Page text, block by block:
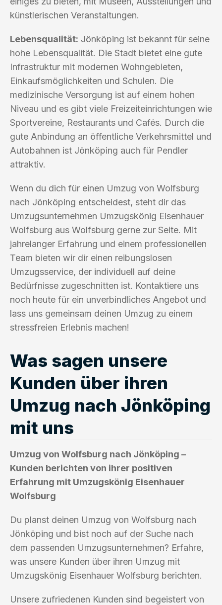
künstlerischen Veranstaltungen.
Lebensqualität: Jönköping ist bekannt für seine
hohe Lebensqualität. Die Stadt bietet eine gute
Infrastruktur mit modernen Wohngebieten,
Einkaufsmöglichkeiten und Schulen. Die
medizinische Versorgung ist auf einem hohen
Niveau und es gibt viele Freizeiteinrichtungen wie
Sportvereine, Restaurants und Cafés. Durch die
gute Anbindung an öffentliche Verkehrsmittel und
Autobahnen ist Jönköping auch für Pendler
attraktiv.
Wenn du dich für einen Umzug von Wolfsburg
nach Jönköping entscheidest, steht dir das
Umzugsunternehmen Umzugskönig Eisenhauer
Wolfsburg aus Wolfsburg gerne zur Seite. Mit
jahrelanger Erfahrung und einem professionellen
Team bieten wir dir einen reibungslosen
Umzugsservice, der individuell auf deine
Bedürfnisse zugeschnitten ist. Kontaktiere uns
noch heute für ein unverbindliches Angebot und
lass uns gemeinsam deinen Umzug zu einem
stressfreien Erlebnis machen!
Was sagen unsere
Kunden über ihren
Umzug nach Jönköping
mit uns
Umzug von Wolfsburg nach Jönköping –
Kunden berichten von ihrer positiven
Erfahrung mit Umzugskönig Eisenhauer
Wolfsburg
Du planst deinen Umzug von Wolfsburg nach
Jönköping und bist noch auf der Suche nach
dem passenden Umzugsunternehmen? Erfahre,
was unsere Kunden über ihren Umzug mit
Umzugskönig Eisenhauer Wolfsburg berichten.
Unsere zufriedenen Kunden sind begeistert von